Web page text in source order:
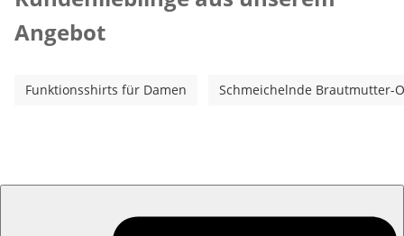
Angebot
Funktionsshirts für Damen Schmeichelnde Brautmutter-